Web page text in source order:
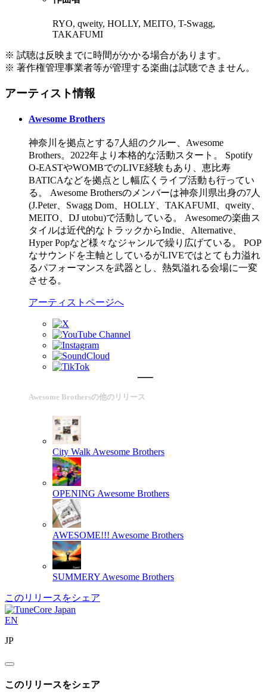
RYO, qweity, HOLLY, MEITO, T-Swagg,
TAKAFUMI
※ 試聴は反映までに時間がかかる場合があります。
※ 著作権管理事業者等が管理する楽曲は試聴できません。
アーティスト情報
Awesome Brothers
神奈川を拠点とする7人組のクルー、Awesome
Brothers。2022年より本格的な活動スタート。 Spotify
O-EASTやWOMBでのLIVE経験もあり、恵比寿
BATICAなどを拠点とし幅広くライブ活動も行ってい
る。 Awesome Brothersのメンバーは神奈川県出身の7人
(J.Peter、Swagg Dom、HOLLY、TAKAFUMI、qweity、
MEITO、DJ utobu)で活動している。 Awesomeの楽曲ス
タイルは近代的なトラックからIndie、Alternative、
Hyper Popなど様々なジャンルで繰り広げている。 POP
なサウンドを主軸としているがLIVEではとても力溢れ
るパフォーマンスを武器とし、熱気溢れる会場に一変
させる。
アーティストページへ
Awesome Brothersの他のリリース
City Walk Awesome Brothers
OPENING Awesome Brothers
AWESOME!!! Awesome Brothers
SUMMERY Awesome Brothers
このリリースをシェア
EN
JP
このリリースをシェア